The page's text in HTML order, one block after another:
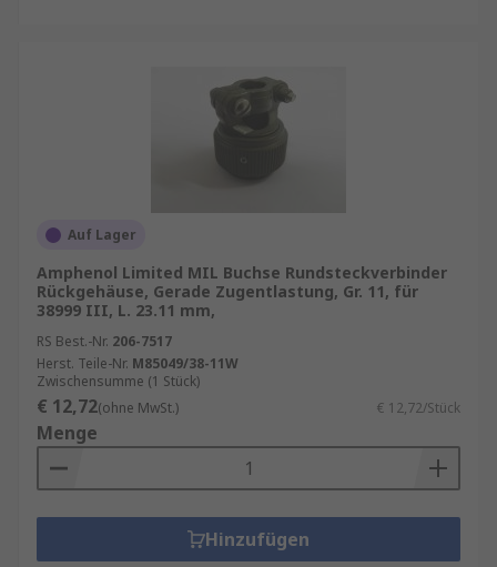
Auf Lager
Amphenol Limited MIL Buchse Rundsteckverbinder
Rückgehäuse, Gerade Zugentlastung, Gr. 11, für
38999 III, L. 23.11 mm,
RS Best.-Nr. 206-7517
Herst. Teile-Nr. M85049/38-11W
Zwischensumme (1 Stück)
€ 12,72(ohne MwSt.) € 12,72/Stück
Menge
Hinzufügen